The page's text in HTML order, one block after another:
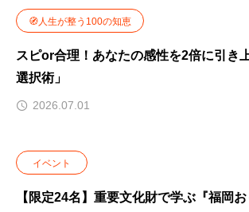
🧭人生が整う100の知恵
スピor合理！あなたの感性を2倍に引き
選択術」
2026.07.01
イベント
【限定24名】重要文化財で学ぶ『福岡